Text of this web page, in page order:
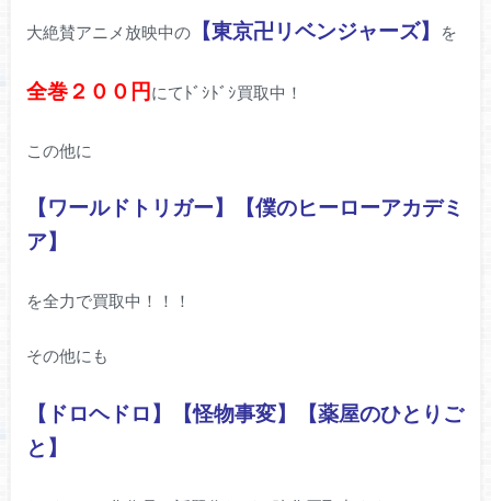
大絶賛アニメ放映中の【東京卍リベンジャーズ】 を
全巻２００円 にてﾄﾞｼﾄﾞｼ買取中！
この他に
【ワールドトリガー】【僕のヒーローアカデミ
ア】
を全力で買取中！！！
その他にも
【ドロヘドロ】【怪物事変】【薬屋のひとりご
と】